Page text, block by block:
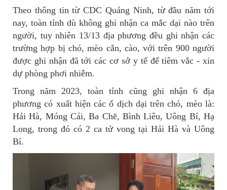
Theo thông tin từ CDC Quảng Ninh, từ đầu năm tới
nay, toàn tỉnh dù không ghi nhận ca mắc dại nào trên
người, tuy nhiên 13/13 địa phương đều ghi nhận các
trường hợp bị chó, mèo cắn, cào, với trên 900 người
được ghi nhận đã tới các cơ sở y tế để tiêm vắc - xin
dự phòng phơi nhiễm.
Trong năm 2023, toàn tỉnh cũng ghi nhận 6 địa
phương có xuất hiện các ổ dịch dại trên chó, mèo là:
Hải Hà, Móng Cái, Ba Chẽ, Bình Liêu, Uông Bí, Hạ
Long, trong đó có 2 ca tử vong tại Hải Hà và Uông
Bí.